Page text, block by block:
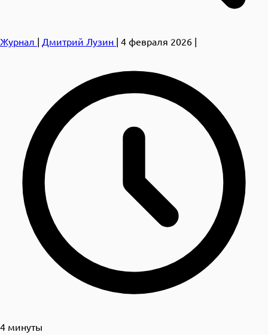
Журнал | Дмитрий Лузин | 4 февраля 2026 |
4 минуты